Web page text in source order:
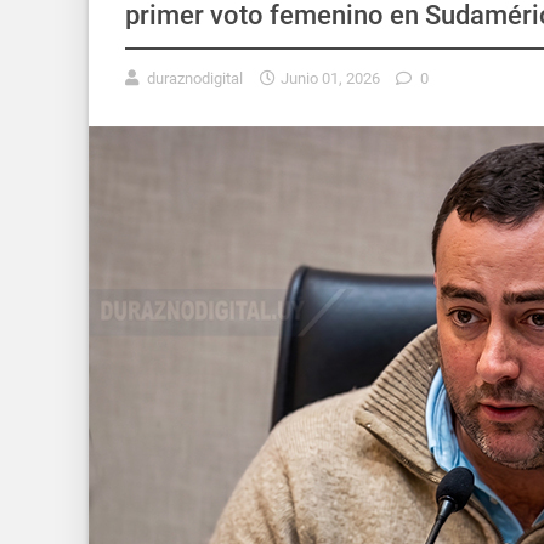
primer voto femenino en
duraznodigital Junio 01, 2026 0